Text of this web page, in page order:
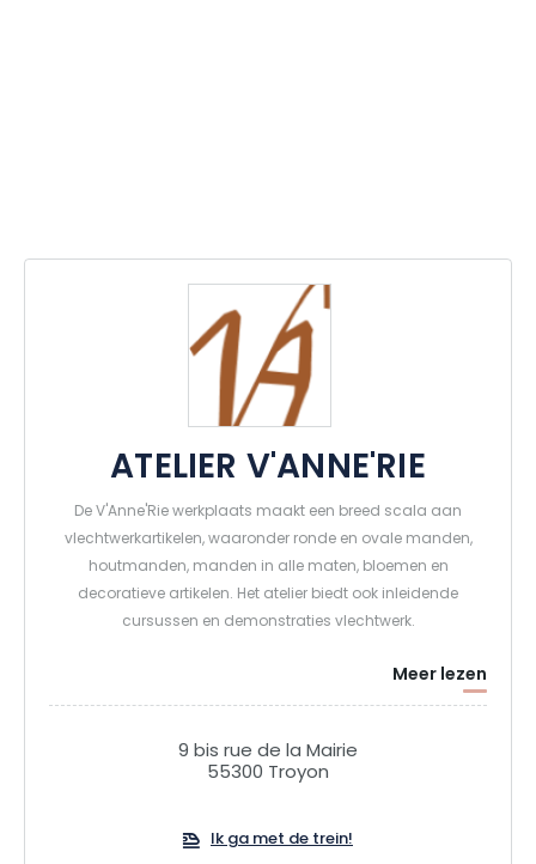
ATELIER V'ANNE'RIE
De V'Anne'Rie werkplaats maakt een breed scala aan
vlechtwerkartikelen, waaronder ronde en ovale manden,
houtmanden, manden in alle maten, bloemen en
decoratieve artikelen. Het atelier biedt ook inleidende
cursussen en demonstraties vlechtwerk.
Meer lezen
9 bis rue de la Mairie
55300 Troyon
Ik ga met de trein!